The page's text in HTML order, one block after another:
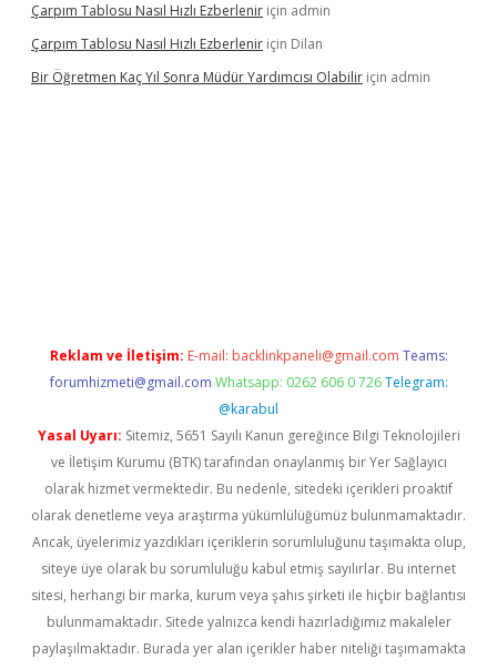
Çarpım Tablosu Nasıl Hızlı Ezberlenir için admin
Çarpım Tablosu Nasıl Hızlı Ezberlenir için Dilan
Bir Öğretmen Kaç Yıl Sonra Müdür Yardımcısı Olabilir için admin
Reklam ve İletişim: E-mail: backlinkpaneli@gmail.com Teams:
forumhizmeti@gmail.com Whatsapp: 0262 606 0 726 Telegram:
@karabul
Yasal Uyarı: Sitemiz, 5651 Sayılı Kanun gereğince Bilgi Teknolojileri
ve İletişim Kurumu (BTK) tarafından onaylanmış bir Yer Sağlayıcı
olarak hizmet vermektedir. Bu nedenle, sitedeki içerikleri proaktif
olarak denetleme veya araştırma yükümlülüğümüz bulunmamaktadır.
Ancak, üyelerimiz yazdıkları içeriklerin sorumluluğunu taşımakta olup,
siteye üye olarak bu sorumluluğu kabul etmiş sayılırlar. Bu internet
sitesi, herhangi bir marka, kurum veya şahıs şirketi ile hiçbir bağlantısı
bulunmamaktadır. Sitede yalnızca kendi hazırladığımız makaleler
paylaşılmaktadır. Burada yer alan içerikler haber niteliği taşımamakta